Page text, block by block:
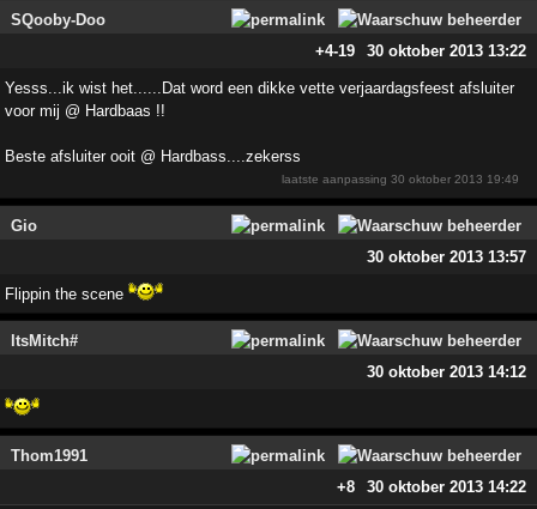
SQooby-Doo
+4-19 30 oktober 2013 13:22
Yesss...ik wist het......Dat word een dikke vette verjaardagsfeest afsluiter
voor mij @ Hardbaas !!
Beste afsluiter ooit @ Hardbass....zekerss
laatste aanpassing30 oktober 2013 19:49
Gio
30 oktober 2013 13:57
Flippin the scene
ltsMitch#
30 oktober 2013 14:12
Thom1991
+8
30 oktober 2013 14:22